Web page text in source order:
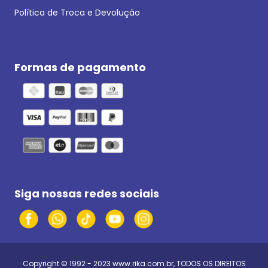
Política de Troca e Devolução
Formas de pagamento
Siga nossas redes sociais
Copyright © 1992 - 2023 www.rika.com.br, TODOS OS DIREITOS